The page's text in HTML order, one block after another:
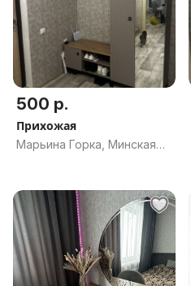
500 р.
Прихожая
Марьина Горка, Минская